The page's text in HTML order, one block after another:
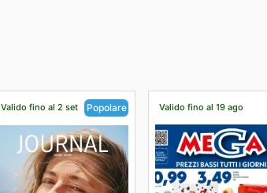
Valido fino al 2 set Popolare Valido fino al 19 ago